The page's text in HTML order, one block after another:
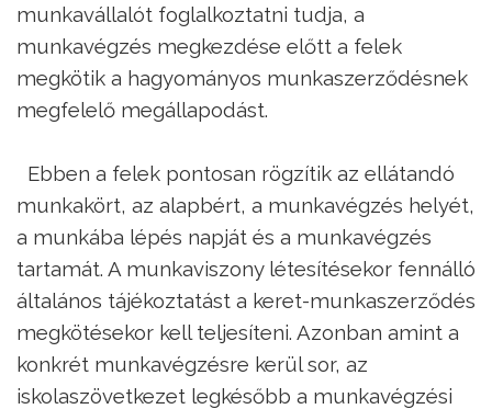
munkavállalót foglalkoztatni tudja, a
munkavégzés megkezdése előtt a felek
megkötik a hagyományos munkaszerződésnek
megfelelő megállapodást.
Ebben a felek pontosan rögzítik az ellátandó
munkakört, az alapbért, a munkavégzés helyét,
a munkába lépés napját és a munkavégzés
tartamát. A munkaviszony létesítésekor fennálló
általános tájékoztatást a keret-munkaszerződés
megkötésekor kell teljesíteni. Azonban amint a
konkrét munkavégzésre kerül sor, az
iskolaszövetkezet legkésőbb a munkavégzési